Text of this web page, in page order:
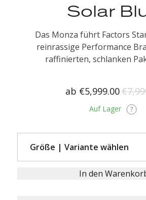
Solar
Das Monza führt Factors
reinrassige Performance
raffinierten, schlanken
ab €5,999.00
Auf Lager
In den